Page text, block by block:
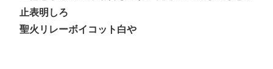
止表明しろ
聖火リレーボイコット白や